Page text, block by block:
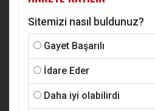
Sitemizi nasıl buldunuz?
Gayet Başarılı
İdare Eder
Daha iyi olabilirdi